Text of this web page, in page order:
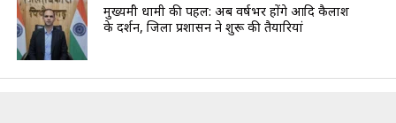
मुख्यमंत्री धामी की पहल: अब वर्षभर होंगे आदि कैलाश
के दर्शन, जिला प्रशासन ने शुरू की तैयारियां